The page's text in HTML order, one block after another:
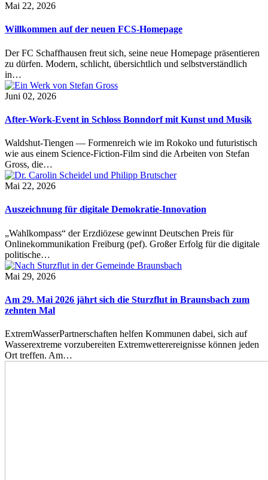
Mai 22, 2026
Willkommen auf der neuen FCS-Homepage
Der FC Schaffhausen freut sich, seine neue Homepage präsentieren
zu dürfen. Modern, schlicht, übersichtlich und selbstverständlich
in…
Juni 02, 2026
After-Work-Event in Schloss Bonndorf mit Kunst und Musik
Waldshut-Tiengen — Formenreich wie im Rokoko und futuristisch
wie aus einem Science-Fiction-Film sind die Arbeiten von Stefan
Gross, die…
Mai 22, 2026
Auszeichnung für digitale Demokratie-Innovation
„Wahlkompass“ der Erzdiözese gewinnt Deutschen Preis für
Onlinekommunikation Freiburg (pef). Großer Erfolg für die digitale
politische…
Mai 29, 2026
Am 29. Mai 2026 jährt sich die Sturzflut in Braunsbach zum
zehnten Mal
ExtremWasserPartnerschaften helfen Kommunen dabei, sich auf
Wasserextreme vorzubereiten Extremwetterereignisse können jeden
Ort treffen. Am…